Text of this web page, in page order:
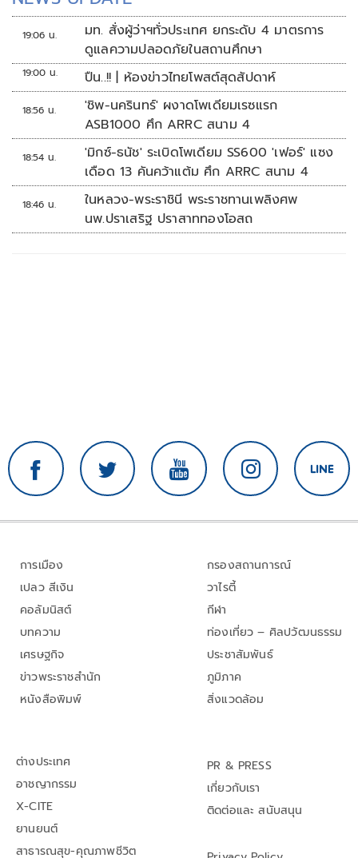
19:06 น.
มท. สั่งผู้ว่าฯทั่วประเทศ ยกระดับ 4 มาตรการ
ดูแลความปลอดภัยในสถานศึกษา
19:00 น. ปืน..!! | ห้องข่าวไทยโพสต์สุดสัปดาห์
18:56 น.
'ชิพ-นครินทร์' ผงาดโพเดียมเรซแรก
ASB1000 ศึก ARRC สนาม 4
18:54 น.
'มิกซ์-ธนัช' ระเบิดโพเดียม SS600 'เฟอร์' แซง
เดือด 13 คันคว้าแต้ม ศึก ARRC สนาม 4
18:46 น.
ในหลวง-พระราชินี พระราชทานเพลิงศพ
นพ.ปราเสริฐ ปราสาททองโอสถ
การเมือง
เปลว สีเงิน
คอลัมนิสต์
บทความ
เศรษฐกิจ
ข่าวพระราชสำนัก
หนังสือพิมพ์
กรองสถานการณ์
วาไรตี้
กีฬา
ท่องเที่ยว – ศิลปวัฒนธรรม
ประชาสัมพันธ์
ภูมิภาค
สิ่งแวดล้อม
ต่างประเทศ
อาชญากรรม
X-CITE
ยานยนต์
สาธารณสุข-คุณภาพชีวิต
PR & PRESS
เกี่ยวกับเรา
ติดต่อและ สนับสนุน